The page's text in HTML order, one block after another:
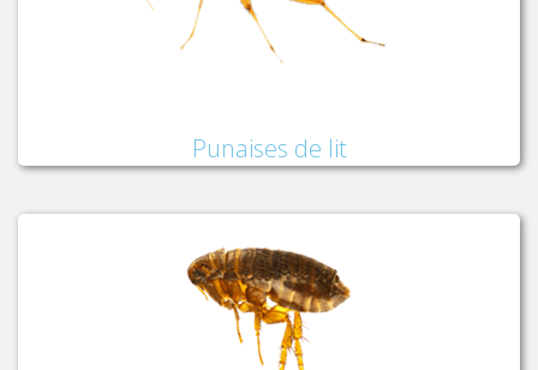
Punaises de lit